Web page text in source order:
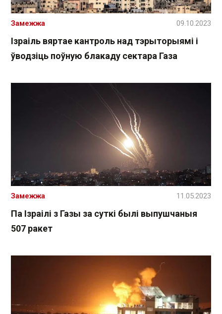
Ізраіль вяртае кантроль над тэрыторыямі і
ўводзіць поўную блакаду сектара Газа
Замежжа 09.10.2023
Па Ізраілі з Газы за суткі былі выпушчаныя
507 ракет
Замежжа 11.05.2023